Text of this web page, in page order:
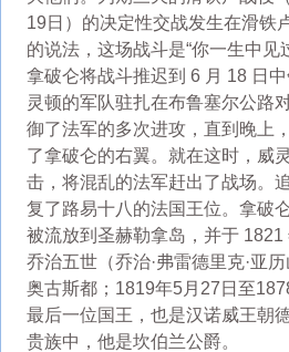
19日）的决定性交战发生在滑铁
的说法，这场战斗是“你一生中见
拿破仑将战斗推迟到 6 月 18 日
灵顿的军队驻扎在布鲁塞尔公路
御了法军的多次进攻，直到晚上
了拿破仑的右翼。就在这时，威
击，将混乱的法军赶出了战场。
复了路易十八的法国王位。拿破
被流放到圣赫勒拿岛，并于 1821
乔治五世（乔治·弗雷德里克·亚历
奥古斯都；1819年5月27日至
最后一位国王，也是汉诺威王朝
贵族中，他是坎伯兰公爵。